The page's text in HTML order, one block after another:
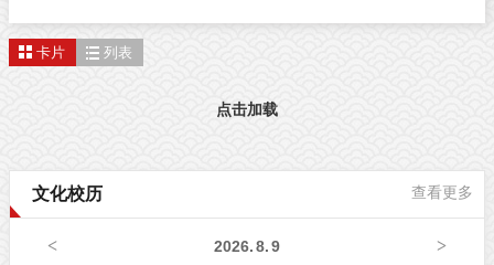
队联合物理学系季敏标团队，在国际学术期刊《细胞》（Cell）
mapping of glioma infiltration”，推出全新超快速三维病理技术平
受激拉曼散射（SRS）成像原理，创新性融合快速组织透明化技
术与无监督学习图像生成算法，解决了三维病理成像周期漫长的
卡片 列表
点击加载
文化校历 查看更多
< >
2026.8.9